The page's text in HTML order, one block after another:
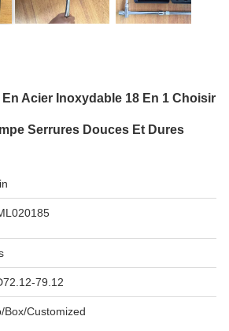
Acier Inoxydable 18 En 1 Choisir
Serrures Douces Et Dures
79.12
Box/Customized